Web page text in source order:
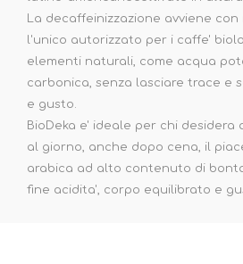
La decaffeinizzazione avviene
l'unico autorizzato per i caffe'
elementi naturali, come acqua
carbonica, senza lasciare trace e
e gusto.
BioDeka e' ideale per chi desidera
al giorno, anche dopo cena, il
arabica ad alto contenuto di
fine acidita', corpo equilibrato e